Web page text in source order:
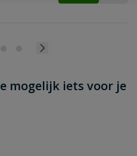
mogelijk iets voor je